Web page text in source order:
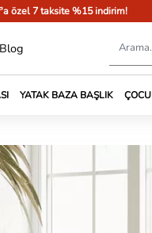
özel 7 taksite %15 indirim!
Blog
YATAK BAZA BAŞLIK